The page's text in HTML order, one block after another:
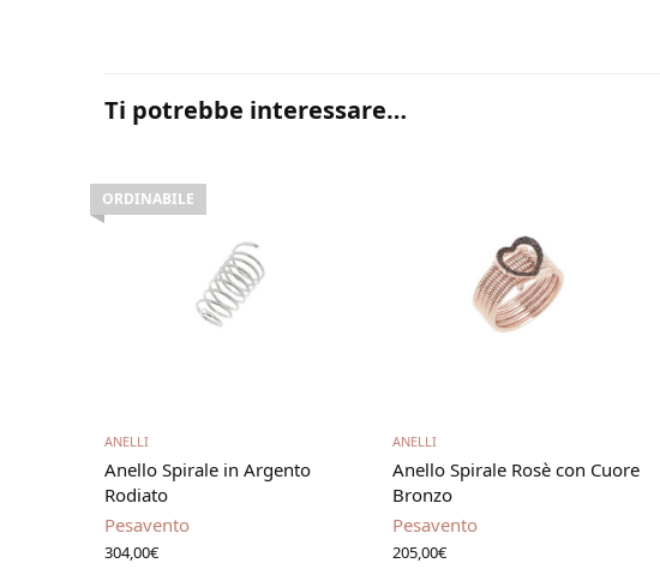
Ti potrebbe interessare…
ORDINABILE
ANELLI
Anello Spirale in Argento
Rodiato
Pesavento
304,00€
ANELLI
Anello Spirale Rosè con Cuore
Bronzo
Pesavento
205,00€